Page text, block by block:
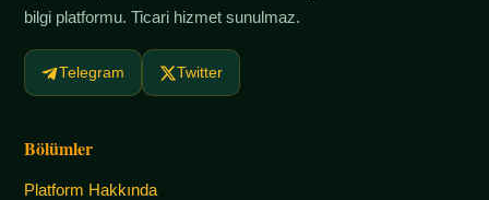
bilgi platformu. Ticari hizmet sunulmaz.
Telegram Twitter
Bölümler
Platform Hakkında